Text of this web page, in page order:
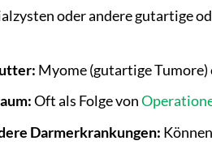
oder andere gutartige
Myome (gutartige
Oft als Folge von
Darmerkrankungen: